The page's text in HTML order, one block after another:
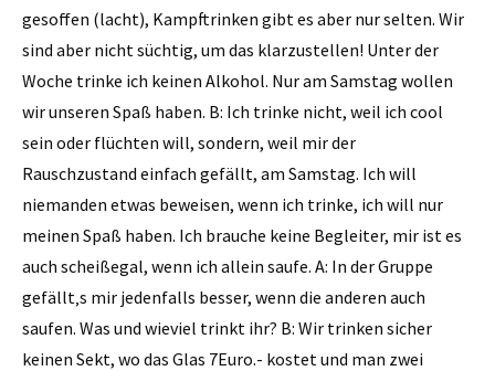
gesoffen (lacht), Kampftrinken gibt es aber nur selten. Wir
sind aber nicht süchtig, um das klarzustellen! Unter der
Woche trinke ich keinen Alkohol. Nur am Samstag wollen
wir unseren Spaß haben. B: Ich trinke nicht, weil ich cool
sein oder flüchten will, sondern, weil mir der
Rauschzustand einfach gefällt, am Samstag. Ich will
niemanden etwas beweisen, wenn ich trinke, ich will nur
meinen Spaß haben. Ich brauche keine Begleiter, mir ist es
auch scheißegal, wenn ich allein saufe. A: In der Gruppe
gefällt‚s mir jedenfalls besser, wenn die anderen auch
saufen. Was und wieviel trinkt ihr? B: Wir trinken sicher
keinen Sekt, wo das Glas 7Euro.- kostet und man zwei